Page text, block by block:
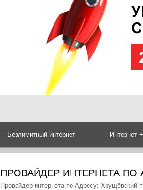
Безлимитный интернет Интернет
ПРОВАЙДЕР ИНТЕРНЕТА ПО
Провайдер интернета по Адресу: Хрущёвский